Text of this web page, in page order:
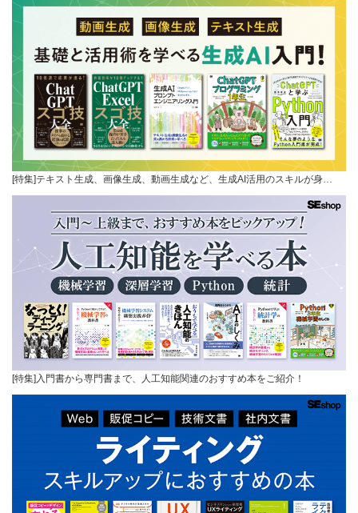
[特集]テキスト生成、画像生成、動画生成など、生成AI活用のスキルが身…
[特集]入門書から専門書まで、人工知能関連のおすすめ本をご紹介！